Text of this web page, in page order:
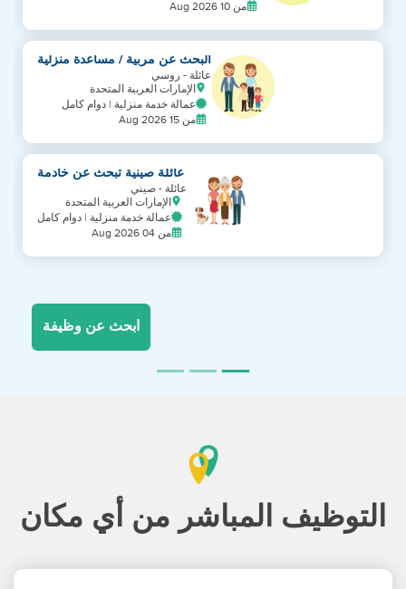
من 10 Aug 2026
البحث عن مربية / مساعدة منزلية
عائلة - روسي
الإمارات العربية المتحدة
عمالة خدمة منزلية | دوام كامل
من 15 Aug 2026
عائلة صينية تبحث عن خادمة
عائلة - صيني
الإمارات العربية المتحدة
عمالة خدمة منزلية | دوام كامل
من 04 Aug 2026
ابحث عن وظيفة
التوظيف المباشر من أي مكان